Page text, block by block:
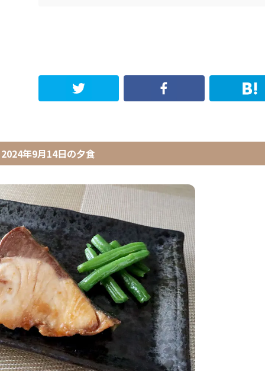
2024年9月14日の夕食